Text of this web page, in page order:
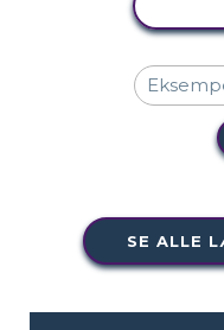
SE ALLE